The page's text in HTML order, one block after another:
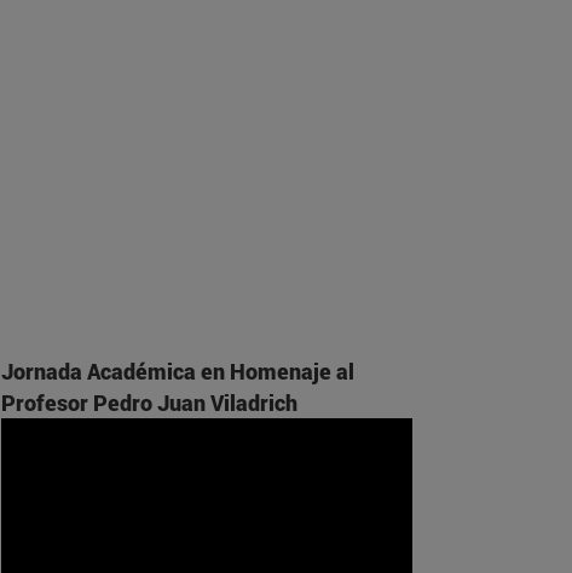
Jornada Académica en Homenaje al
Profesor Pedro Juan Viladrich